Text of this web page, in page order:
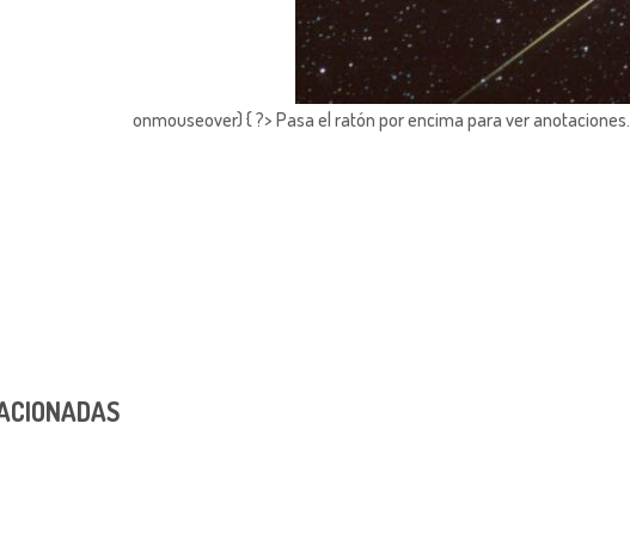
onmouseover) { ?> Pasa el ratón por encima para ver anotaciones.